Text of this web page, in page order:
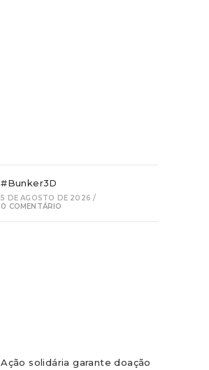
#Bunker3D
5 DE AGOSTO DE 2026 /
0 COMENTÁRIO
Ação solidária garante doação